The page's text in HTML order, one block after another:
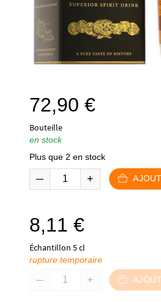
72,90 €
Bouteille
en stock
Plus que 2 en stock
8,11 €
Échantillon 5 cl
rupture temporaire